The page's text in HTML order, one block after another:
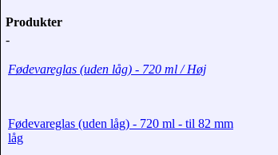
Produkter
-
Fødevareglas (uden låg) - 720 ml / Høj
Fødevareglas (uden låg) - 720 ml - til 82 mm
låg